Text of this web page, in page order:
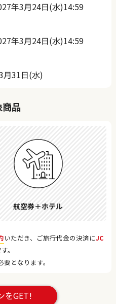
年3月24日(水)14:59
年3月24日(水)14:59
月31日(水)
品
航空券＋ホテル
いただき、ご旅行代金の決済にJC
。
要となります。
をGET!